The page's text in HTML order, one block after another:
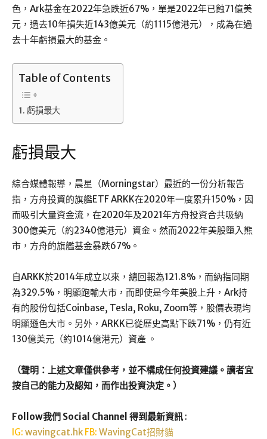
色，Ark基金在2022年急跌近67%，單是2022年已蝕71億美
元，過去10年損失近143億美元（約1115億港元），成為在過
去十年虧損最大的基金。
Table of Contents
虧損最大
虧損最大
綜合媒體報導，晨星（Morningstar）最近的一份分析報告
指，方舟投資的旗艦ETF ARKK在2020年一度累升150%，因
而吸引大量資金流，在2020年及2021年方舟投資合共吸納
300億美元（約2340億港元）資金。然而2022年美股墮入熊
市，方舟的旗艦基金暴跌67%。
自ARKK於2014年成立以來，總回報為121.8%，而納指同期
為329.5%，明顯跑輸大市，而即使是今年美股上升，Ark持
有的股份包括Coinbase, Tesla, Roku, Zoom等，股價表現均
明顯遜色大市。另外，ARKK已從歷史高點下跌71%，仍有近
130億美元（約1014億港元）資產 。
（聲明：上述文章僅供參考，並不構成任何投資建議。讀者宜
按自己的能力及認知，而作出投資決定。）
Follow我們 Social Channel 得到最新資訊 :
IG: wavingcat.hk FB: WavingCat招財貓